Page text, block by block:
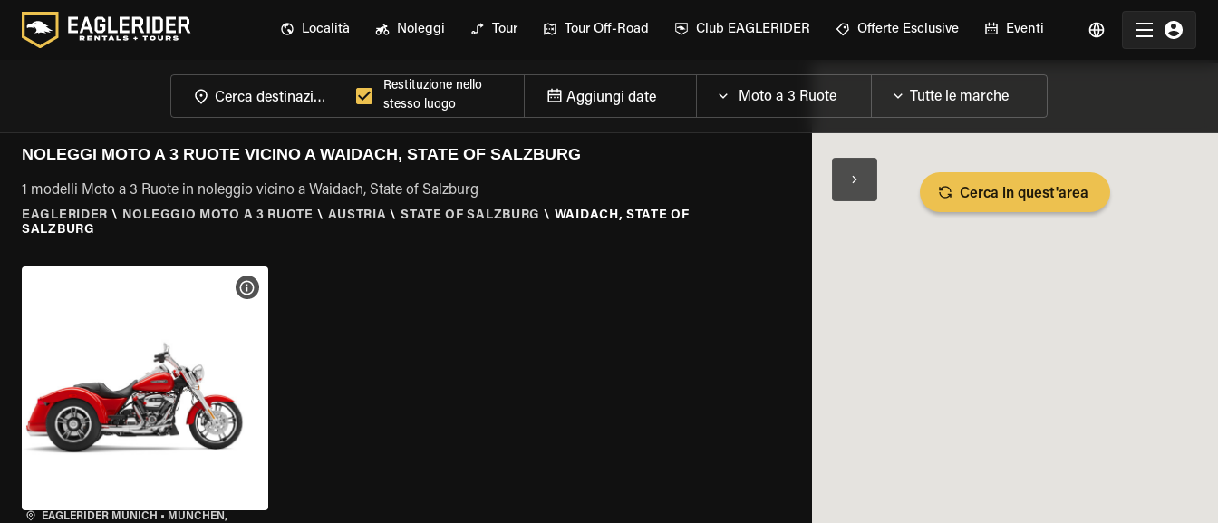
Località Noleggi Tour Tour Off-Road Club EAGLERIDER Offerte Esclusive Eventi
Restituzione nello
stesso luogo
Aggiungi date
NOLEGGI MOTO A 3 RUOTE VICINO A WAIDACH, STATE OF SALZBURG
1 modelli Moto a 3 Ruote in noleggio vicino a Waidach, State of Salzburg
EAGLERIDER \ NOLEGGIO MOTO A 3 RUOTE \ AUSTRIA \ STATE OF SALZBURG \ WAIDACH, STATE OF
SALZBURG
EAGLERIDER MUNICH • MÜNCHEN,
VISUALIZZA SPECIFICHE DELLA MOTO
Cerca in quest'area